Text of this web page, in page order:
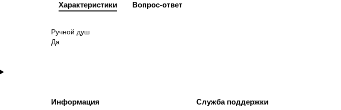
Характеристики Вопрос-ответ
Ручной душ
Да
Информация Служба поддержки